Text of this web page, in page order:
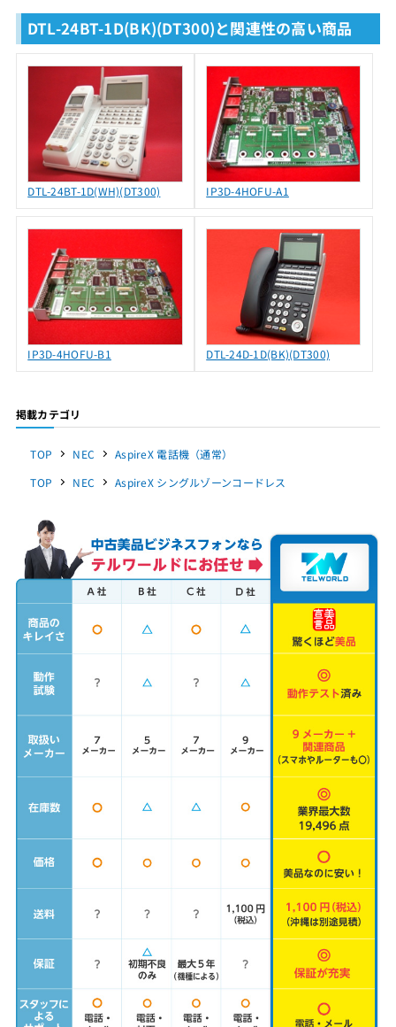
DTL-24BT-1D(BK)(DT300)と関連性の高い商品
DTL-24BT-1D(WH)(DT300) IP3D-4HOFU-A1
IP3D-4HOFU-B1 DTL-24D-1D(BK)(DT300)
掲載カテゴリ
TOP NEC
AspireX 電話機（通常）
TOP
NEC AspireX シングルゾーンコードレス